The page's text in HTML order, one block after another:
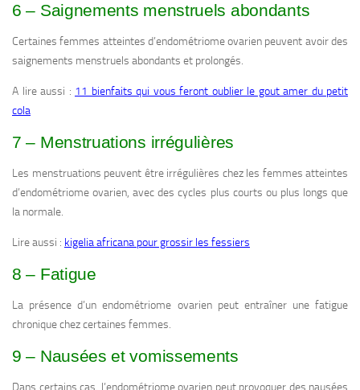
6 – Saignements menstruels abondants
Certaines femmes atteintes d’endométriome ovarien peuvent avoir des
saignements menstruels abondants et prolongés.
A lire aussi : 11 bienfaits qui vous feront oublier le gout amer du petit
cola
7 – Menstruations irrégulières
Les menstruations peuvent être irrégulières chez les femmes atteintes
d’endométriome ovarien, avec des cycles plus courts ou plus longs que
la normale.
Lire aussi : kigelia africana pour grossir les fessiers
8 – Fatigue
La présence d’un endométriome ovarien peut entraîner une fatigue
chronique chez certaines femmes.
9 – Nausées et vomissements